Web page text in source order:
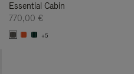
Essential Cabin
770,00 €
+5